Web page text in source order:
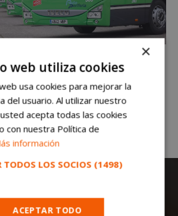
×
web utiliza cookies
usa cookies para mejorar la
del usuario. Al utilizar nuestro
acepta todas las cookies
con nuestra Política de
información
TODOS LOS SOCIOS (1498)
ACEPTAR TODO